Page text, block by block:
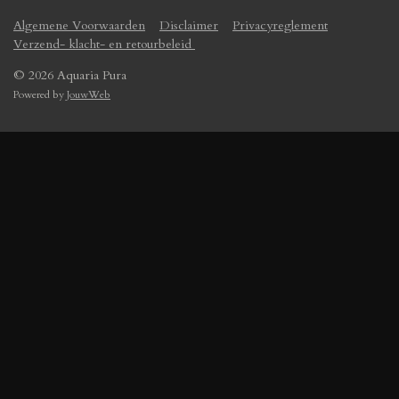
Algemene Voorwaarden Disclaimer
Privacyreglement
Verzend- klacht- en retourbeleid
© 2026 Aquaria Pura
Powered byJouwWeb